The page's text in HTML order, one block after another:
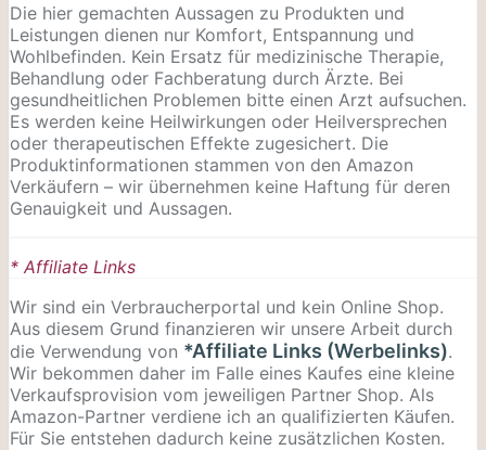
Die hier gemachten Aussagen zu Produkten und
Leistungen dienen nur Komfort, Entspannung und
Wohlbefinden. Kein Ersatz für medizinische Therapie,
Behandlung oder Fachberatung durch Ärzte. Bei
gesundheitlichen Problemen bitte einen Arzt aufsuchen.
Es werden keine Heilwirkungen oder Heilversprechen
oder therapeutischen Effekte zugesichert. Die
Produktinformationen stammen von den Amazon
Verkäufern – wir übernehmen keine Haftung für deren
Genauigkeit und Aussagen.
* Affiliate Links
Wir sind ein Verbraucherportal und kein Online Shop.
Aus diesem Grund finanzieren wir unsere Arbeit durch
die Verwendung von *Affiliate Links (Werbelinks).
Wir bekommen daher im Falle eines Kaufes eine kleine
Verkaufsprovision vom jeweiligen Partner Shop. Als
Amazon-Partner verdiene ich an qualifizierten Käufen.
Für Sie entstehen dadurch keine zusätzlichen Kosten.